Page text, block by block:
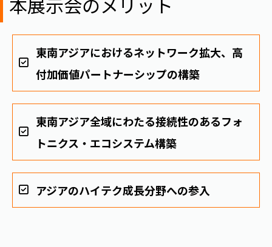
東南アジアにおけるネットワーク拡大、高
付加価値パートナーシップの構築
東南アジア全域にわたる接続性のあるフォ
トニクス・エコシステム構築
アジアのハイテク成長分野への参入